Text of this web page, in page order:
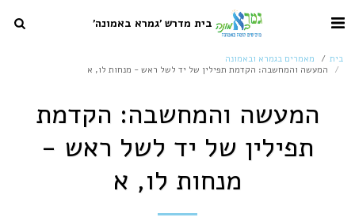
בית מדרש 'גמרא באמונה'
בית
מאמרים בגמרא ובאמונה
המעשה והמחשבה: הקדמת תפילין של יד לשל ראש - מנחות לו, א
המעשה והמחשבה: הקדמת
תפילין של יד לשל ראש -
מנחות לו, א